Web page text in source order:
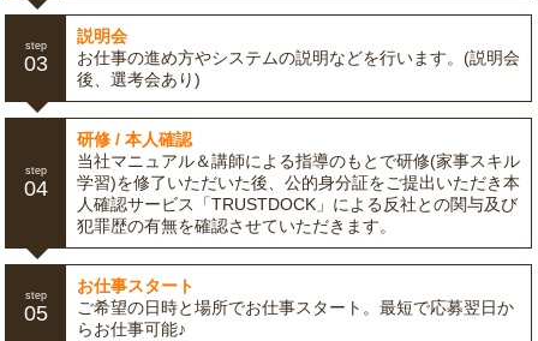
step
03
説明会
お仕事の進め方やシステムの説明などを行います。(説明会
後、選考会あり)
step
04
研修 / 本人確認
当社マニュアル＆講師による指導のもとで研修(家事スキル
学習)を修了いただいた後、公的身分証をご提出いただき本
人確認サービス「TRUSTDOCK」による反社との関与及び
犯罪歴の有無を確認させていただきます。
step
05
お仕事スタート
ご希望の日時と場所でお仕事スタート。最短で応募翌日か
らお仕事可能♪